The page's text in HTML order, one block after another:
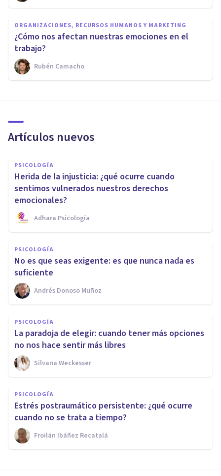
ORGANIZACIONES, RECURSOS HUMANOS Y MARKETING
¿Cómo nos afectan nuestras emociones en el
trabajo?
Rubén Camacho
Artículos nuevos
PSICOLOGÍA
Herida de la injusticia: ¿qué ocurre cuando
sentimos vulnerados nuestros derechos
emocionales?
Adhara Psicología
PSICOLOGÍA
No es que seas exigente: es que nunca nada es
suficiente
Andrés Donoso Muñoz
PSICOLOGÍA
La paradoja de elegir: cuando tener más opciones
no nos hace sentir más libres
Silvana Weckesser
PSICOLOGÍA
Estrés postraumático persistente: ¿qué ocurre
cuando no se trata a tiempo?
Froilán Ibáñez Recatalá